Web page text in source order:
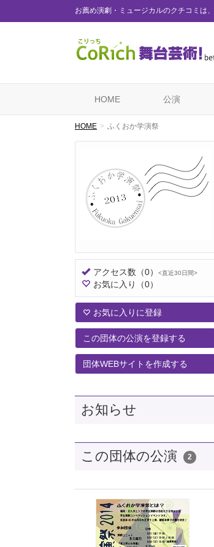
お薦め演劇・ミュージカルのクチコミは
HOME 公演
HOME ふくおか学演祭
アクセス数 （0） <直近30日間>
お気に入り （0）
お気に入りに登録
この団体の公演を登録する
団体WEBサイトを作成する
お知らせ
この団体の公演 2